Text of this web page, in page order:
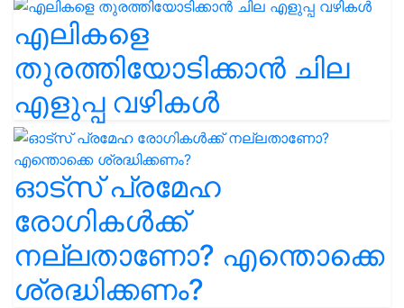
എലികളെ
തുരത്തിയോടിക്കാൻ ചില
എളുപ്പ വഴികൾ
ഓട്സ് പ്രമേഹ
രോഗികൾക്ക്
നല്ലതാണോ? എന്തൊക്കെ
ശ്രദ്ധിക്കണം?